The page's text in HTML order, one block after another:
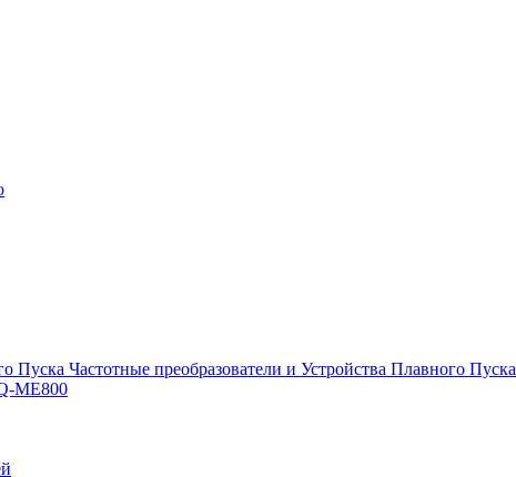
Частотные преобразователи и Устройства Плавного Пуска
ME800